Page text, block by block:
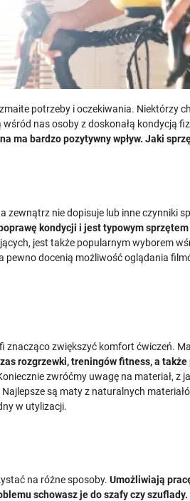
potrzeby i oczekiwania. Niektórzy
nas osoby z doskonałą kondycją
ma bardzo pozytywny wpływ. Jaki
nie dopisuje lub inne czynniki
kondycji i jest typowym
jest także popularnym wyborem
pewno docenią możliwość oglądania
zwiększyć komfort ćwiczeń.
rozgrzewki, treningów fitness, a
zwróćmy uwagę na materiał,
są maty z naturalnych
w utylizacji.
na różne sposoby.Umożliwiają
schowasz je do szafy czy szuflady.